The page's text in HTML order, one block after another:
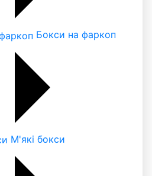
Бокси на фаркоп
М'які бокси